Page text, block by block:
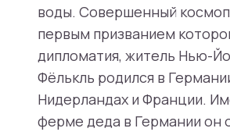
воды. Совершенный
первым призванием
дипломатия, житель Нью-
Фёлькль родился в
Нидерландах и Франции.
ферме деда в Германии он